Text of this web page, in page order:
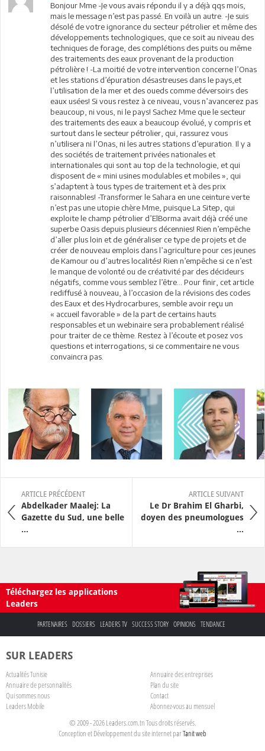
Bonjour Mme -Je vous avais répondu il y a déjà qqs mois,
mais le message n’est pas passé. En voilà un autre. -Je suis
désolé de votre ignorance du secteur pétrolier et même des
développements technologiques, que ce soit au niveau des
techniques de forage, des complétions des puits ou même
des traitements des eaux provenant de la production
pétrolière ! -La moitié de votre intervention concerne l’Onas
et les stations d’épuration désastreuses dans le pays,et
l’utilisation de la mer et des oueds comme déversoirs des
eaux usées! Si vous restez à ce niveau, vous n’avancerez pas
beaucoup, ni vous, ni le pays! Sachez Mme que le secteur
des traitements des eaux a beaucoup évolué, y compris et
surtout dans le secteur pétrolier, qui, rassurez vous
n’utilisera ni l’Onas, ni les autres stations d’epuration. Il y a
des sociétés de traitement privées nationales et
internationales qui sont au top de la technologie, et qui
disposent de « mini usines modulables et mobiles », qui
s’adaptent à tous types de traitement et à des prix
raisonnables! -Transformer le Sahara en une ceinture verte
n’est pas une utopie chère Mme, puisque La Sitep, qui
exploite le champ pétrolier d’ElBorma avait déjà créé une
superbe Oasis depuis plusieurs décennies! Rien n’empêche
d’aller plus loin et de généraliser ce type de projets et de
créer de nouveau emplois dans l’agriculture pour ces jeunes
de Kamour ou d’autres localités! Rien n’empêche si ce n’est
le manque de volonté ou de créativité par des décideurs
négatifs, comme vous semblez l’être... Pour finir, cet article
rediffusé à nouveau, à l’occasion de la révisions des codes
des Eaux et des Hydrocarbures, semble avoir reçu un
« accueil favorable » de la part de certains hauts
responsables et un webinaire sera probablement réalisé
pour traiter de ce thème. Restez à l’écoute et posez vos
questions et interrogations, si ce commentaire ne vous
convaincra pas.
ARTICLE PRÉCÉDENT
Abdelkader Maalej: La
Gazette du Sud, une belle
...
ARTICLE SUIVANT
Le Dr Brahim El Gharbi,
doyen des pneumologues
...
Téléchargez les applications
Leaders
PARTENAIRES DOSSIERS LEADERS TV SUCCESS STORY OPINIONS TENDANCE
SUR LEADERS
Actualités Tunisie
Annuaire des entreprises
Annuaire de personnalités
Plan du site
Qui sommes nous
Contact
Leaders Mobile
Abonnez-vous au mensuel
© 2009 - 2026 Leaders.com.tn Tous droits réservés.
Conception et Développement du site internet parTanit web